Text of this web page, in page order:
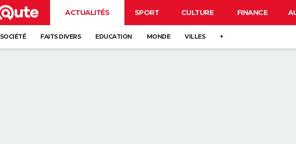
ACTUALITÉS SPORT CULTURE FINANCE
SOCIÉTÉ FAITS DIVERS EDUCATION MONDE VILLES +